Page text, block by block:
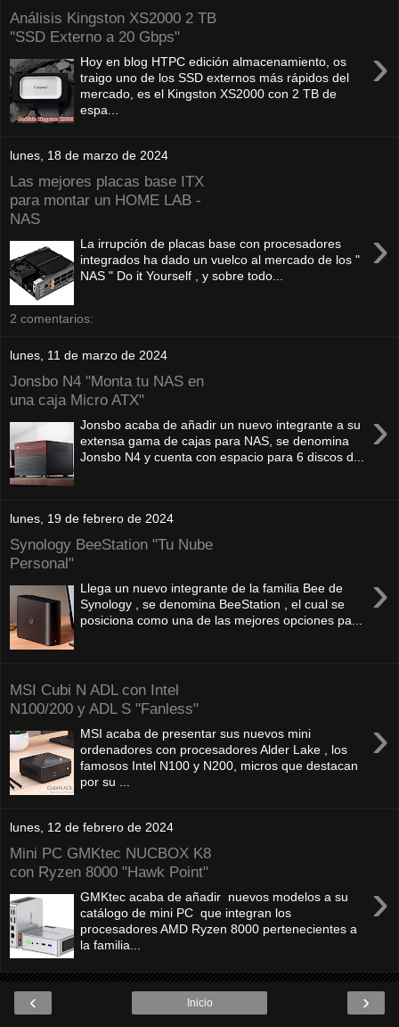
Análisis Kingston XS2000 2 TB
"SSD Externo a 20 Gbps"
›
Hoy en blog HTPC edición almacenamiento, os
traigo uno de los SSD externos más rápidos del
mercado, es el Kingston XS2000 con 2 TB de
espa...
lunes, 18 de marzo de 2024
Las mejores placas base ITX
para montar un HOME LAB -
NAS
›
La irrupción de placas base con procesadores
integrados ha dado un vuelco al mercado de los "
NAS " Do it Yourself , y sobre todo...
2 comentarios:
lunes, 11 de marzo de 2024
Jonsbo N4 "Monta tu NAS en
una caja Micro ATX"
›
Jonsbo acaba de añadir un nuevo integrante a su
extensa gama de cajas para NAS, se denomina
Jonsbo N4 y cuenta con espacio para 6 discos d...
lunes, 19 de febrero de 2024
Synology BeeStation "Tu Nube
Personal"
›
Llega un nuevo integrante de la familia Bee de
Synology , se denomina BeeStation , el cual se
posiciona como una de las mejores opciones pa...
MSI Cubi N ADL con Intel
N100/200 y ADL S "Fanless"
›
MSI acaba de presentar sus nuevos mini
ordenadores con procesadores Alder Lake , los
famosos Intel N100 y N200, micros que destacan
por su ...
lunes, 12 de febrero de 2024
Mini PC GMKtec NUCBOX K8
con Ryzen 8000 "Hawk Point"
›
GMKtec acaba de añadir nuevos modelos a su
catálogo de mini PC que integran los
procesadores AMD Ryzen 8000 pertenecientes a
la familia...
‹ ›
Inicio